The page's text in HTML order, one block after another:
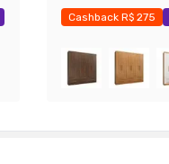
Cashback R$ 275